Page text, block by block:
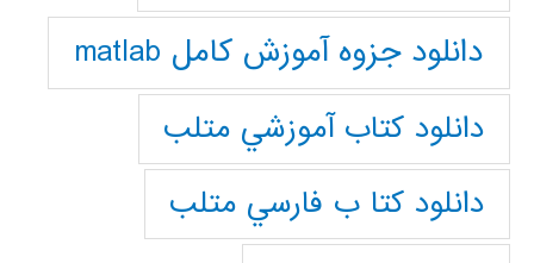
دانلود جزوه آموزش کامل matlab
دانلود كتاب آموزشي متلب
دانلود كتا ب فارسي متلب